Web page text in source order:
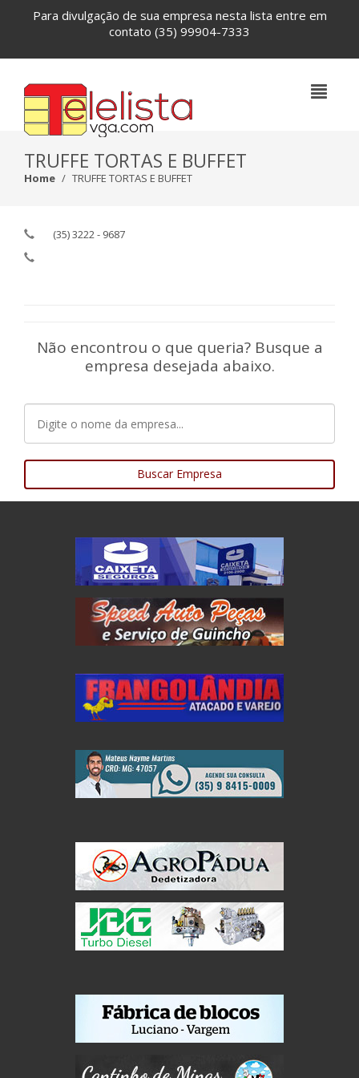
Para divulgação de sua empresa nesta lista entre em
contato (35) 99904-7333
TRUFFE TORTAS E BUFFET
Home TRUFFE TORTAS E BUFFET
(35) 3222 - 9687
Não encontrou o que queria? Busque a
empresa desejada abaixo.
Buscar Empresa